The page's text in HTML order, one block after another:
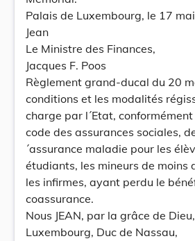
Palais de Luxembourg, le 17
Jean
Le Ministre des Finances,
Jacques F. Poos
Règlement grand-ducal du 20
conditions et les modalités
charge par l´Etat,
code des assurances sociales,
´assurance maladie pour les
étudiants, les mineurs de moins
les infirmes, ayant perdu le
coassurance.
Nous JEAN, par la grâce de
Luxembourg, Duc de Nassau,